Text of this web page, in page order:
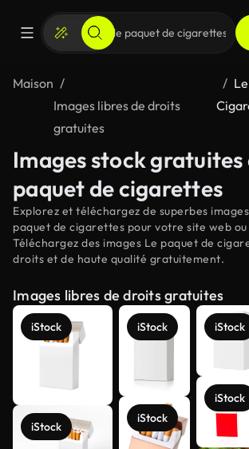
Maison
Images libres de droits
gratuites
Images stock gratuites
paquet de cigarettes
Explorez et téléchargez de superbes
paquet de cigarettes pour votre site web
Téléchargez des images Le paquet de
droits et de haute qualité gratuitement.
Images libres de droits gratuites
iStock
iStock
iStock
iStock
iStock
iStock